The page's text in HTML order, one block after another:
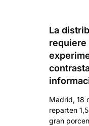
La
requiere
Madrid, 18
reparten
gran